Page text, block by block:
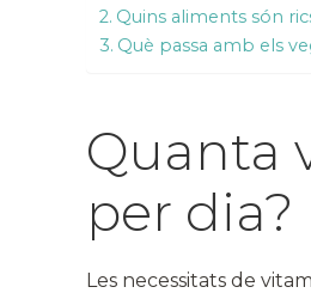
Quins aliments són
Què passa amb els
Quanta
per dia?
Les necessitats de